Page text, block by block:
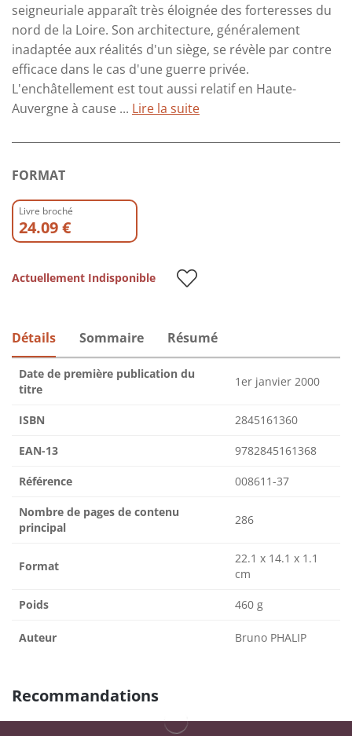
seigneuriale apparaît très éloignée des forteresses du
nord de la Loire. Son architecture, généralement
inadaptée aux réalités d'un siège, se révèle par contre
efficace dans le cas d'une guerre privée.
L'enchâtellement est tout aussi relatif en Haute-
Auvergne à cause ... Lire la suite
FORMAT
Livre broché
24.09 €
Actuellement Indisponible
Détails Sommaire Résumé
Date de première publication du
titre
1er janvier 2000
ISBN 2845161360
EAN-13 9782845161368
Référence 008611-37
Nombre de pages de contenu
principal
286
Format
22.1 x 14.1 x 1.1
cm
Poids 460 g
Auteur Bruno PHALIP
Recommandations